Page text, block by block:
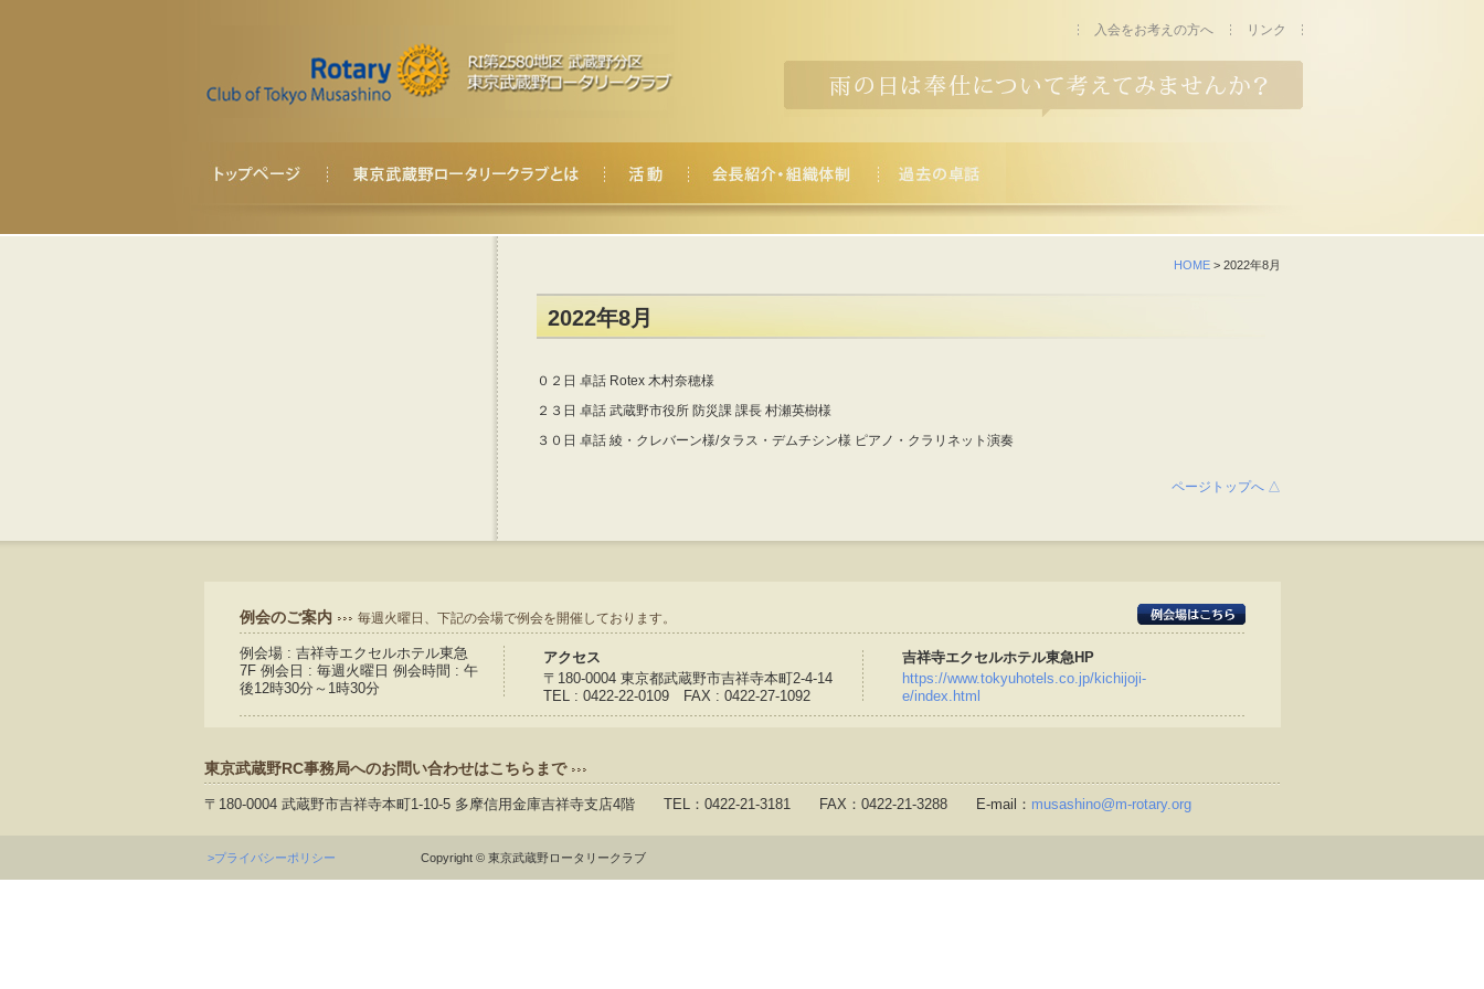
入会をお考えの方へ リンク
HOME> 2022年8月
2022年8月
０２日 卓話 Rotex 木村奈穂様
２３日 卓話 武蔵野市役所 防災課 課長 村瀬英樹様
３０日 卓話 綾・クレバーン様/タラス・デムチシン様 ピアノ・クラリネット演奏
ページトップへ △
例会のご案内 毎週火曜日、下記の会場で例会を開催しております。
例会場 : 吉祥寺エクセルホテル東急
7F 例会日 : 毎週火曜日 例会時間 : 午
後12時30分～1時30分
アクセス
〒180-0004 東京都武蔵野市吉祥寺本町2-4-14
TEL : 0422-22-0109 FAX : 0422-27-1092
吉祥寺エクセルホテル東急HP
https://www.tokyuhotels.co.jp/kichijoji-
e/index.html
東京武蔵野RC事務局へのお問い合わせはこちらまで
〒180-0004 武蔵野市吉祥寺本町1-10-5 多摩信用金庫吉祥寺支店4階 TEL：0422-21-3181 FAX：0422-21-3288 E-mail： musashino@m-rotary.org
>プライバシーポリシー Copyright © 東京武蔵野ロータリークラブ